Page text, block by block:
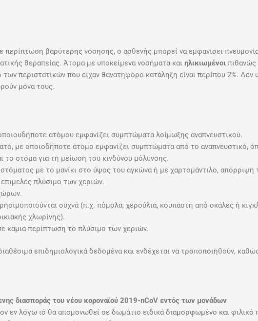
περίπτωση βαρύτερης νόσησης, ο ασθενής μπορεί να εμφανίσει
θεραπείας. Άτομα με υποκείμενα νοσήματα και ηλικιωμένοι πιθανώς
περιστατικών που είχαν θανατηφόρο κατάληξη είναι περίπου 2%. Δεν
μόνα τους.
ατόμου εμφανίζει συμπτώματα λοίμωξης αναπνευστικού.
με οποιοδήποτε άτομο εμφανίζει συμπτώματα από το αναπνευστικό,
στόμα για τη μείωση του κινδύνου μόλυνσης.
με το μανίκι στο ύψος του αγκώνα ή με χαρτομάντιλο, απόρριψη
πλύσιμο των χεριών.
συχνά (π.χ. πόμολα, χερούλια, κουπαστή από σκάλες ή
χλωρίνης).
καμιά περίπτωση το πλύσιμο των χεριών.
επιδημιολογικά δεδομένα και ενδέχεται να τροποποιηθούν,
διασποράς του νέου κοροναϊού 2019-nCoV εντός των μονάδων
εν λόγω ιό θα απομονωθεί σε δωμάτιο ειδικά διαμορφωμένο και φιλικό